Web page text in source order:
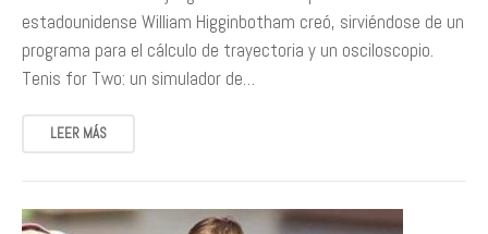
estadounidense William Higginbotham creó, sirviéndose de un
programa para el cálculo de trayectoria y un osciloscopio.
Tenis for Two: un simulador de…
LEER MÁS